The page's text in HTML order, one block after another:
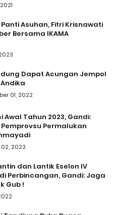
Asuhan, Fitri Krisnawati
Bersama IKAMA
Dapat Acungan Jempol
01, 2022
Awal Tahun 2023, Gandi:
Pemprovsu Permalukan
2023
dan Lantik Eselon IV
Perbincangan, Gandi: Jaga
Gub !